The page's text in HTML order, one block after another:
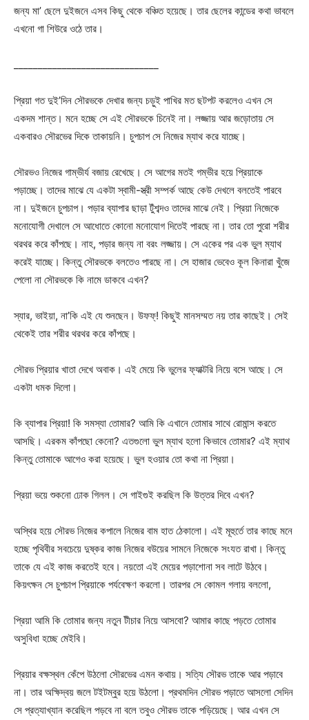
জন্য মা’ ছেলে দুইজনে এসব কিছু থেকে বঞ্চিত হয়েছে। তার ছেলের কান্ডের কথা ভাবলে
এখনো গা শিউরে ওঠে তার।
প্রিয়া গত দুই’দিন সৌরভকে দেখার জন্য চড়ুই পাখির মত ছটপট করলেও এখন সে
একদম শান্ত। মনে হচ্ছে সে এই সৌরভকে চিনেই না। লজ্জায় আর জড়োতায় সে
একবারও সৌরভের দিকে তাকায়নি। চুপচাপ সে নিজের ম্যাথ করে যাচ্ছে।
সৌরভও নিজের গাম্ভীর্য বজায় রেখেছে। সে আগের মতই গম্ভীর হয়ে প্রিয়াকে
পড়াচ্ছে। তাদের মাঝে যে একটা স্বামী-স্ত্রী সম্পর্ক আছে কেউ দেখলে বলতেই পারবে
না। দুইজনে চুপচাপ। পড়ার ব্যাপার ছাড়া টুঁশব্দও তাদের মাঝে নেই। প্রিয়া নিজেকে
মনোযোগী দেখালে সে আধোতে কোনো মনোযোগ দিতেই পারছে না। তার তো পুরো শরীর
থরথর করে কাঁপছে। নাহ, পড়ার জন্য না বরং লজ্জায়। সে একের পর এক ভুল ম্যাথ
করেই যাচ্ছে। কিন্তু সৌরভকে বলতেও পারছে না। সে হাজার ভেবেও কূল কিনারা খুঁজে
পেলো না সৌরভকে কি নামে ডাকবে এখন?
স্যার, ভাইয়া, না’কি এই যে শুনছেন। উফফ্! কিছুই মানসম্মত নয় তার কাছেই। সেই
থেকেই তার শরীর থরথর করে কাঁপছে।
সৌরভ প্রিয়ার খাতা দেখে অবাক। এই মেয়ে কি ভুলের ফ্যাক্টরি নিয়ে বসে আছে। সে
একটা ধমক দিলো।
কি ব্যাপার প্রিয়া! কি সমস্যা তোমার? আমি কি এখানে তোমার সাথে রোমান্স করতে
আসছি। এরকম কাঁপছো কেনো? এতগুলো ভুল ম্যাথ হলো কিভাবে তোমার? এই ম্যাথ
কিন্তু তোমাকে আগেও করা হয়েছে। ভুল হওয়ার তো কথা না প্রিয়া।
প্রিয়া ভয়ে শুকনো ঢোক গিলল। সে গাইগুই করছিল কি উত্তর দিবে এখন?
অস্থির হয়ে সৌরভ নিজের কপালে নিজের বাম হাত ঠেকালো। এই মূহুর্তে তার কাছে মনে
হচ্ছে পৃথিবীর সবচেয়ে দুষ্কর কাজ নিজের বউয়ের সামনে নিজেকে সংযত রাখা। কিন্তু
তাকে যে এই কাজ করতেই হবে। নয়তো এই মেয়ের পড়াশোনা সব লাটে উঠবে।
কিয়ৎক্ষন সে চুপচাপ প্রিয়াকে পর্যবেক্ষণ করলো। তারপর সে কোমল গলায় বললো,
প্রিয়া আমি কি তোমার জন্য নতুন টীচার নিয়ে আসবো? আমার কাছে পড়তে তোমার
অসুবিধা হচ্ছে মেইবি।
প্রিয়ার বক্ষস্থল কেঁপে উঠলো সৌরভের এমন কথায়। সত্যি সৌরভ তাকে আর পড়াবে
না। তার অক্ষিদ্বয় জলে টইটম্বুর হয়ে উঠলো। প্রথমদিন সৌরভ পড়াতে আসলো সেদিন
সে প্রত্যাখ্যান করেছিল পড়বে না বলে তবুও সৌরভ তাকে পড়িয়েছে। আর এখন সে